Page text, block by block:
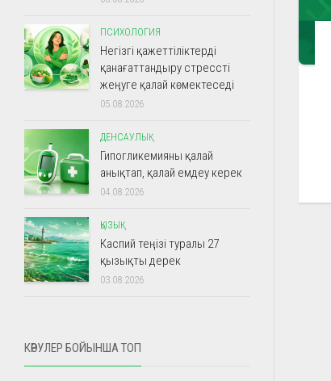
ПСИХОЛОГИЯ
Негізгі қажеттіліктерді
қанағаттандыру стрессті
жеңуге қалай көмектеседі
05.08.2026
ДЕНСАУЛЫҚ
Гипогликемияны қалай
анықтап, қалай емдеу керек
04.08.2026
ҚЫЗЫҚ
Каспий теңізі туралы 27
қызықты дерек
03.08.2026
КӨРУЛЕР БОЙЫНША ТОП